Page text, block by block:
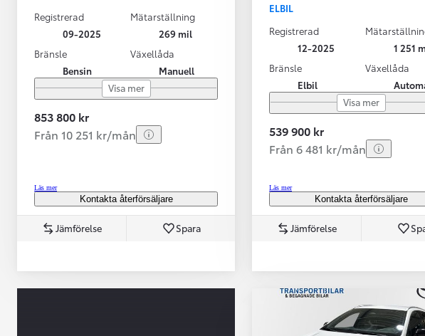
Från 599 900 kr
HYBRID
Registrerad
09-2025
Mätarställning
269 mil
Bränsle
Bensin
Växellåda
Manuell
Visa mer
853 800 kr
Från 10 251 kr/mån
Läs mer
Kontakta återförsäljare
Jämförelse Spara
ELBIL
Registrerad
12-2025
1 251
Bränsle
Elbil
Växellåda
Visa mer
539 900 kr
Från 6 481 kr/mån
Läs mer
Kontakta återförsäljare
Jämförelse